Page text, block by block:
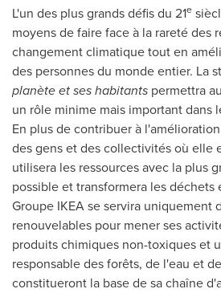
L'un des plus grands défis du 21e
moyens de faire face à la rareté des
changement climatique tout en
des personnes du monde entier. La
planète et ses habitants permettra
un rôle minime mais important dans
En plus de contribuer à
des gens et des collectivités où elle
utilisera les ressources avec la plus
possible et transformera les déchets
Groupe IKEA se servira uniquement
renouvelables pour mener ses
produits chimiques non-toxiques et
responsable des forêts, de l'eau et
constitueront la base de sa chaîne